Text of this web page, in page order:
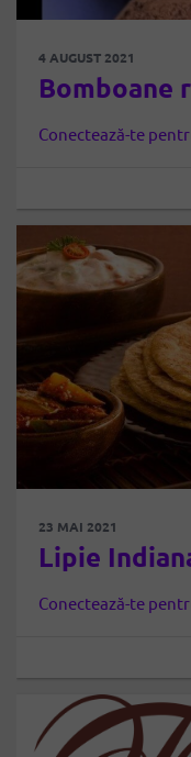
4 AUGUST 2021
Bomboane
Conectează-te
23 MAI 2021
Lipie
Conectează-te